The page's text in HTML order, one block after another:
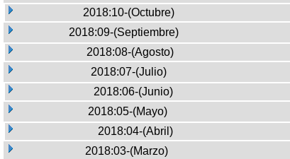
2018:10-(Octubre)
2018:09-(Septiembre)
2018:08-(Agosto)
2018:07-(Julio)
2018:06-(Junio)
2018:05-(Mayo)
2018:04-(Abril)
2018:03-(Marzo)